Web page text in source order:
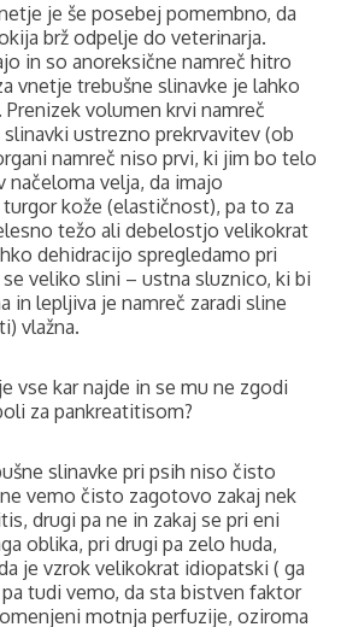
je še posebej pomembno, da
brž odpelje do veterinarja.
in so anoreksične namreč hitro
vnetje trebušne slinavke je lahko
volumen krvi namreč
ustrezno prekrvavitev (ob
namreč niso prvi, ki jim bo telo
načeloma velja, da imajo
kože (elastičnost), pa to za
težo ali debelostjo velikokrat
dehidracijo spregledamo pri
veliko slini – ustna sluznico, ki bi
in lepljiva je namreč zaradi sline
vlažna.
vse kar najde in se mu ne zgodi
za pankreatitisom?
slinavke pri psih niso čisto
vemo čisto zagotovo zakaj nek
drugi pa ne in zakaj se pri eni
oblika, pri drugi pa zelo huda,
je vzrok velikokrat idiopatski ( ga
tudi vemo, da sta bistven faktor
motnja perfuzije, oziroma